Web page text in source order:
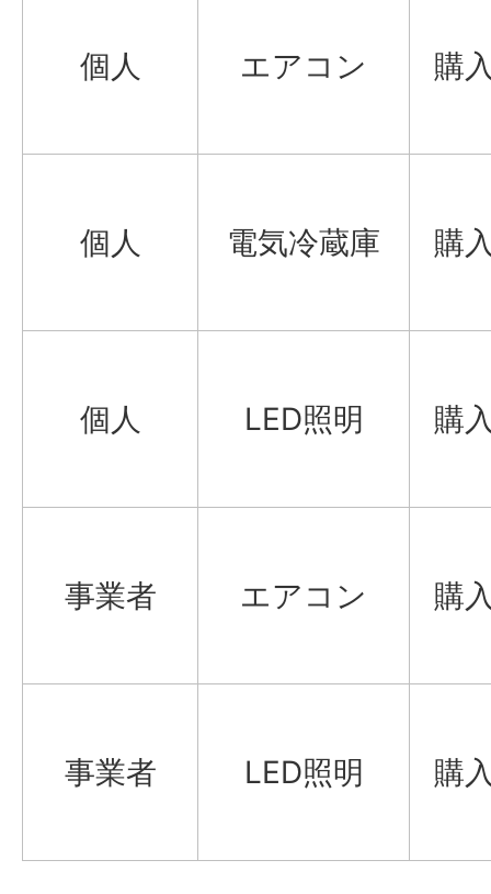
個人 エアコン 購
個人 電気冷蔵庫 購
個人 LED照明 購
事業者 エアコン 購
事業者 LED照明 購